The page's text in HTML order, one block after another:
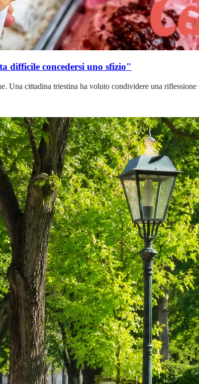
difficile concedersi uno sfizio"
Una cittadina triestina ha voluto condividere una